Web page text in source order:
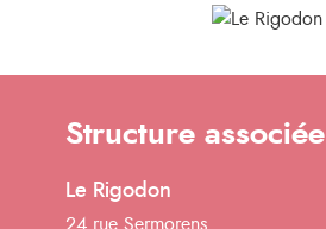
Structure associée
Le Rigodon
24 rue Sermorens